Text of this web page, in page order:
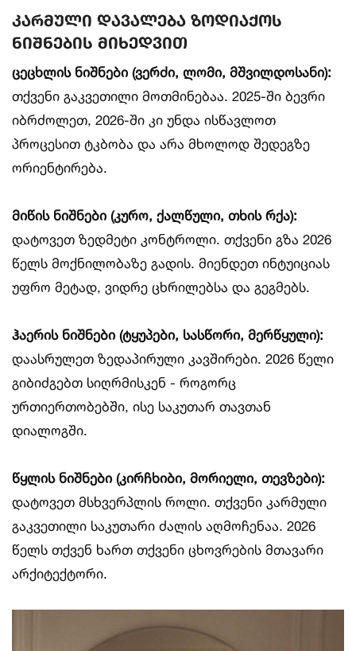
კარმული დავალება ზოდიაქოს
ნიშნების მიხედვით
ცეცხლის ნიშნები (ვერძი, ლომი, მშვილდოსანი):
თქვენი გაკვეთილი მოთმინებაა. 2025-ში ბევრი
იბრძოლეთ, 2026-ში კი უნდა ისწავლოთ
პროცესით ტკბობა და არა მხოლოდ შედეგზე
ორიენტირება.
მიწის ნიშნები (კურო, ქალწული, თხის რქა):
დატოვეთ ზედმეტი კონტროლი. თქვენი გზა 2026
წელს მოქნილობაზე გადის. მიენდეთ ინტუიციას
უფრო მეტად, ვიდრე ცხრილებსა და გეგმებს.
ჰაერის ნიშნები (ტყუპები, სასწორი, მერწყული):
დაასრულეთ ზედაპირული კავშირები. 2026 წელი
გიბიძგებთ სიღრმისკენ - როგორც
ურთიერთობებში, ისე საკუთარ თავთან
დიალოგში.
წყლის ნიშნები (კირჩხიბი, მორიელი, თევზები):
დატოვეთ მსხვერპლის როლი. თქვენი კარმული
გაკვეთილი საკუთარი ძალის აღმოჩენაა. 2026
წელს თქვენ ხართ თქვენი ცხოვრების მთავარი
არქიტექტორი.